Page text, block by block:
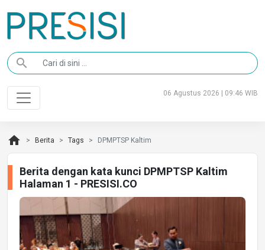
search
06 Agustus 2026 | 09:46 WIB
home Berita Tags DPMPTSP Kaltim
Berita dengan kata kunci DPMPTSP Kaltim
Halaman 1 - PRESISI.CO